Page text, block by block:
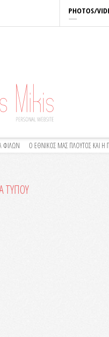
PHOTOS/
ΦΙΛΩΝ Ο ΕΘΝΙΚΟΣ ΜΑΣ ΠΛΟΥΤΟΣ ΚΑΙ Η